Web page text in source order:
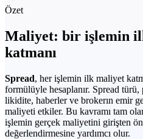
Özet
Maliyet: bir işlemin
katmanı
Spread, her işlemin ilk maliyet
formülüyle hesaplanır. Spread
likidite, haberler ve brokerın emir
maliyeti etkiler. Bu kavramı tam
işlemin gerçek maliyetini girişten
değerlendirmesine yardımcı olur.